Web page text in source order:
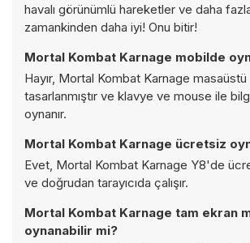
havalı görünümlü hareketler ve daha
zamankinden daha iyi! Onu bitir!
Mortal Kombat Karnage mobilde
Hayır, Mortal Kombat Karnage
tasarlanmıştır ve klavye ve mouse ile
oynanır.
Mortal Kombat Karnage ücretsiz
Evet, Mortal Kombat Karnage Y8'de
ve doğrudan tarayıcıda çalışır.
Mortal Kombat Karnage tam ekran
oynanabilir mi?